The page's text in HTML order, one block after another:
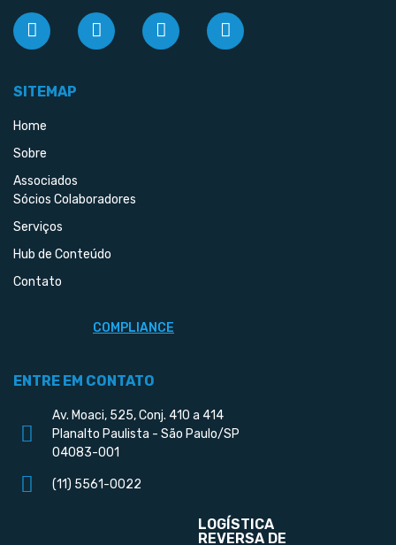
SITEMAP
Home
Sobre
Associados
Sócios Colaboradores
Serviços
Hub de Conteúdo
Contato
COMPLIANCE
ENTRE EM CONTATO
Av. Moaci, 525, Conj. 410 a 414
Planalto Paulista - São Paulo/SP
04083-001
(11) 5561-0022
LOGÍSTICA
REVERSA DE